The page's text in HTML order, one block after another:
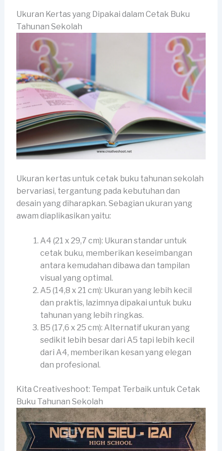
Ukuran Kertas yang Dipakai dalam Cetak Buku
Tahunan Sekolah
Ukuran kertas untuk cetak buku tahunan sekolah
bervariasi, tergantung pada kebutuhan dan
desain yang diharapkan. Sebagian ukuran yang
awam diaplikasikan yaitu:
A4 (21 x 29,7 cm): Ukuran standar untuk
cetak buku, memberikan keseimbangan
antara kemudahan dibawa dan tampilan
visual yang optimal.
A5 (14,8 x 21 cm): Ukuran yang lebih kecil
dan praktis, lazimnya dipakai untuk buku
tahunan yang lebih ringkas.
B5 (17,6 x 25 cm): Alternatif ukuran yang
sedikit lebih besar dari A5 tapi lebih kecil
dari A4, memberikan kesan yang elegan
dan profesional.
Kita Creativeshoot: Tempat Terbaik untuk Cetak
Buku Tahunan Sekolah